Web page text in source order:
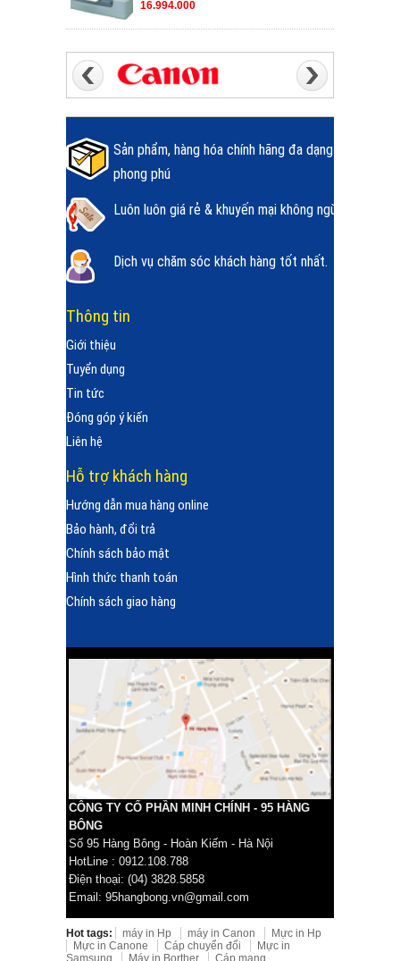
16.994.000
Sản phẩm, hàng hóa chính hãng đa dạng
phong phú
Luôn luôn giá rẻ & khuyến mại không ngừng.
Dịch vụ chăm sóc khách hàng tốt nhất.
Thông tin
Giới thiệu
Tuyển dụng
Tin tức
Đóng góp ý kiến
Liên hệ
Hỗ trợ khách hàng
Hướng dẫn mua hàng online
Bảo hành, đổi trả
Chính sách bảo mật
Hình thức thanh toán
Chính sách giao hàng
CÔNG TY CỔ PHẦN MINH CHÍNH - 95 HÀNG
BÔNG
Số 95 Hàng Bông - Hoàn Kiếm - Hà Nội
HotLine : 0912.108.788
Điện thoại: (04) 3828.5858
Email: 95hangbong.vn@gmail.com
Hot tags: máy in Hp máy in Canon
Mực in Hp
Mực in Canone
Cáp chuyển đổi
Mực in
Samsung
Máy in Borther Cáp mạng